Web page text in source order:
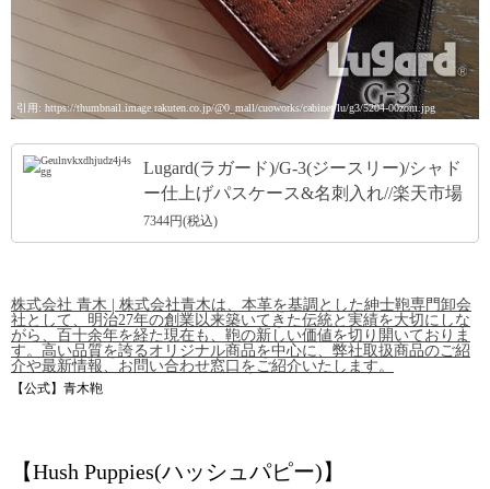
引用: https://thumbnail.image.rakuten.co.jp/@0_mall/cuoworks/cabinet/lu/g3/5204-00zom.jpg
Lugard(ラガード)/G-3(ジースリー)/シャド
ー仕上げパスケース&名刺入れ//楽天市場
7344円(税込)
株式会社 青木 | 株式会社青木は、本革を基調とした紳士鞄専門卸会
社として、明治27年の創業以来築いてきた伝統と実績を大切にしな
がら、百十余年を経た現在も、鞄の新しい価値を切り開いておりま
す。高い品質を誇るオリジナル商品を中心に、弊社取扱商品のご紹
介や最新情報、お問い合わせ窓口をご紹介いたします。
【公式】青木鞄
【Hush Puppies(ハッシュパピー)】